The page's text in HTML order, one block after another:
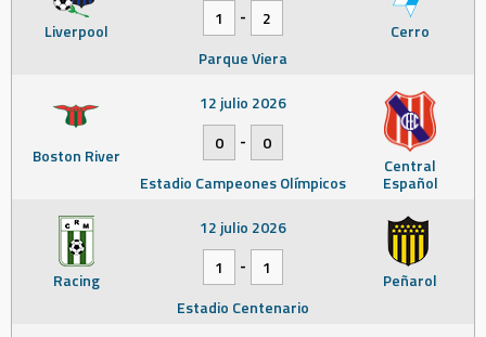
Liverpool Cerro
1
-
2
Parque Viera
Boston River Central
Español
12 julio 2026
0
-
0
Estadio Campeones Olímpicos
Racing Peñarol
12 julio 2026
1
-
1
Estadio Centenario